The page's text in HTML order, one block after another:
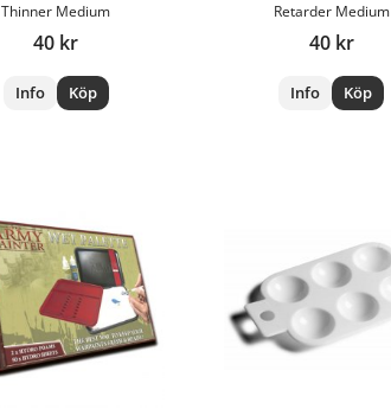
Thinner Medium
40 kr
Info Köp
Retarder Medium
40 kr
Info Köp